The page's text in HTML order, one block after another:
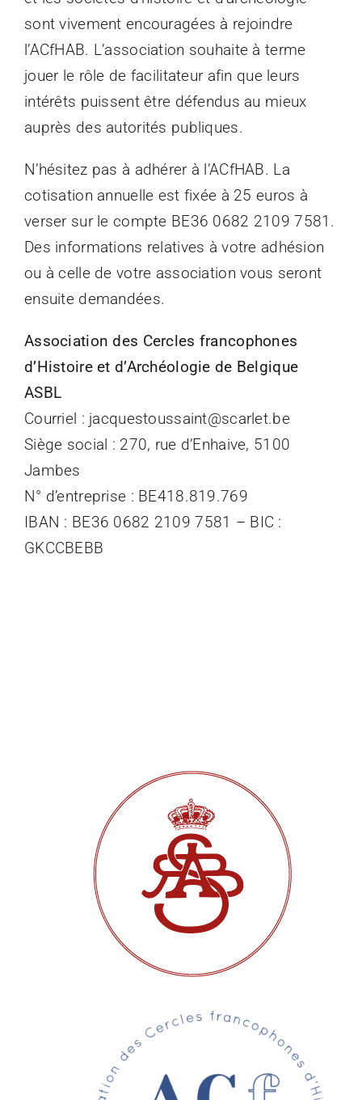
sont vivement encouragées à rejoindre
l’ACfHAB. L’association souhaite à terme
jouer le rôle de facilitateur afin que leurs
intérêts puissent être défendus au mieux
auprès des autorités publiques.
N’hésitez pas à adhérer à l’ACfHAB. La
cotisation annuelle est fixée à 25 euros à
verser sur le compte BE36 0682 2109 7581.
Des informations relatives à votre adhésion
ou à celle de votre association vous seront
ensuite demandées.
Association des Cercles francophones
d’Histoire et d’Archéologie de Belgique
ASBL
Courriel : jacquestoussaint@scarlet.be
Siège social : 270, rue d’Enhaive, 5100
Jambes
N° d’entreprise : BE418.819.769
IBAN : BE36 0682 2109 7581 – BIC :
GKCCBEBB